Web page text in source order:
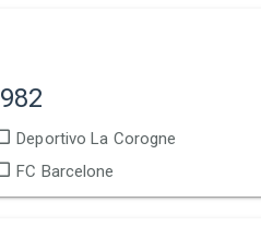
Deportivo La Corogne
FC Barcelone